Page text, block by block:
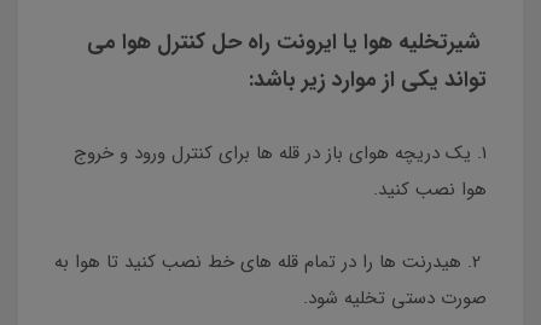
شیرتخلیه هوا یا ایرونت راه حل کنترل هوا می
تواند یکی از موارد زیر باشد:
1. یک دریچه هوای باز در قله ها برای کنترل ورود و خروج
هوا نصب کنید.
2. هیدرنت ها را در تمام قله های خط نصب کنید تا هوا به
صورت دستی تخلیه شود.